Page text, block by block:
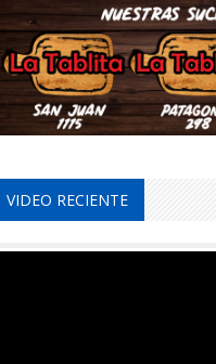
VIDEO RECIENTE